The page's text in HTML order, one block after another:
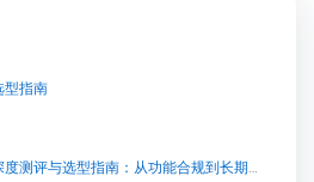
型指南
2026年卖课系统源码平台深度测评与选型指南：从功能合规到长期运营